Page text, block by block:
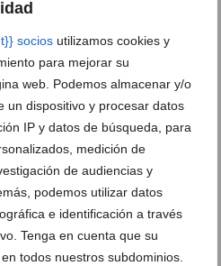
socios utilizamos cookies y
para mejorar su
web. Podemos almacenar y/o
un dispositivo y procesar datos
IP y datos de búsqueda, para
medición de
de audiencias y
podemos utilizar datos
e identificación a través
Tenga en cuenta que su
todos nuestros subdominios.
Director Médico del